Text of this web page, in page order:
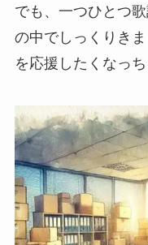
でも、一つひとつ
の中でしっくりき
を応援したくなっち